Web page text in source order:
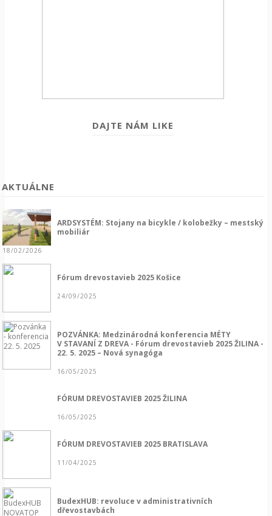
DAJTE NÁM LIKE
AKTUÁLNE
ARDSYSTÉM: Stojany na bicykle / kolobežky – mestský
mobiliár
18/02/2026
Fórum drevostavieb 2025 Košice
24/09/2025
POZVÁNKA: Medzinárodná konferencia MÉTY
V STAVANÍ Z DREVA - Fórum drevostavieb 2025 ŽILINA -
22. 5. 2025 – Nová synagóga
16/05/2025
FÓRUM DREVOSTAVIEB 2025 ŽILINA
16/05/2025
FÓRUM DREVOSTAVIEB 2025 BRATISLAVA
11/04/2025
BudexHUB: revoluce v administrativních
dřevostavbách